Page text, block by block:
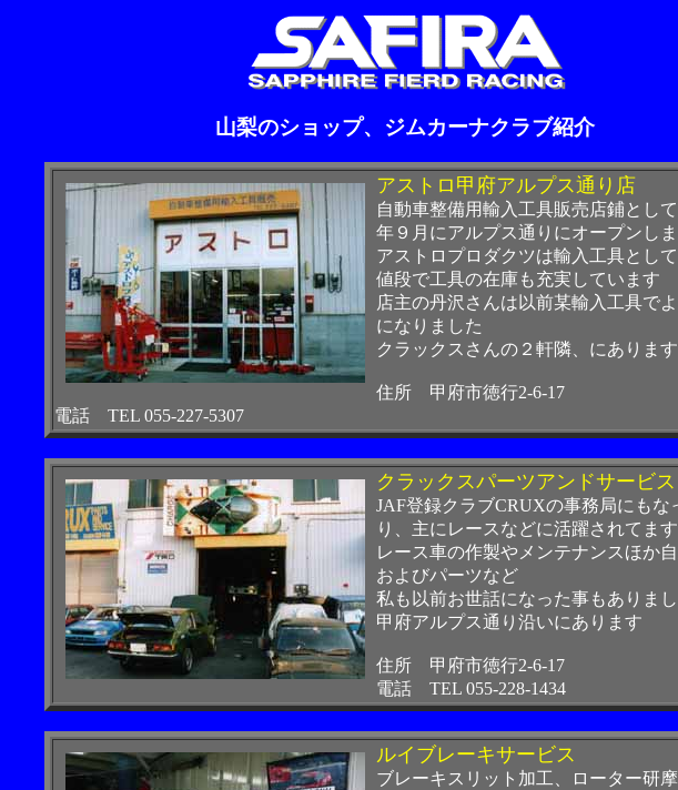
山梨のショップ、ジムカーナクラブ紹介
アストロ甲府アルプス通り店
自動車整備用輸入工具販売店鋪とし
年９月にアルプス通りにオープンし
アストロプロダクツは輸入工具とし
値段で工具の在庫も充実しています
店主の丹沢さんは以前某輸入工具で
になりました
クラックスさんの２軒隣、にあります
住所 甲府市徳行2-6-17
電話 TEL 055-227-5307
クラックスパーツアンドサービス
JAF登録クラブCRUXの事務局にもな
り、主にレースなどに活躍されてます
レース車の作製やメンテナンスほか
およびパーツなど
私も以前お世話になった事もありま
甲府アルプス通り沿いにあります
住所 甲府市徳行2-6-17
電話 TEL 055-228-1434
ルイブレーキサービス
ブレーキスリット加工、ローター研摩